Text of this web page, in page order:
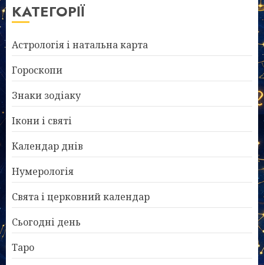
КАТЕГОРІЇ
Астрологія і натальна карта
Гороскопи
Знаки зодіаку
Ікони і святі
Календар днів
Нумерологія
Свята і церковний календар
Сьогодні день
Таро